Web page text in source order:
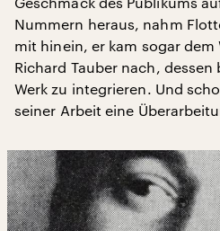
Nummern heraus, nahm
mit hinein, er kam sogar dem
Richard Tauber nach,
Werk zu integrieren. Und
seiner Arbeit eine